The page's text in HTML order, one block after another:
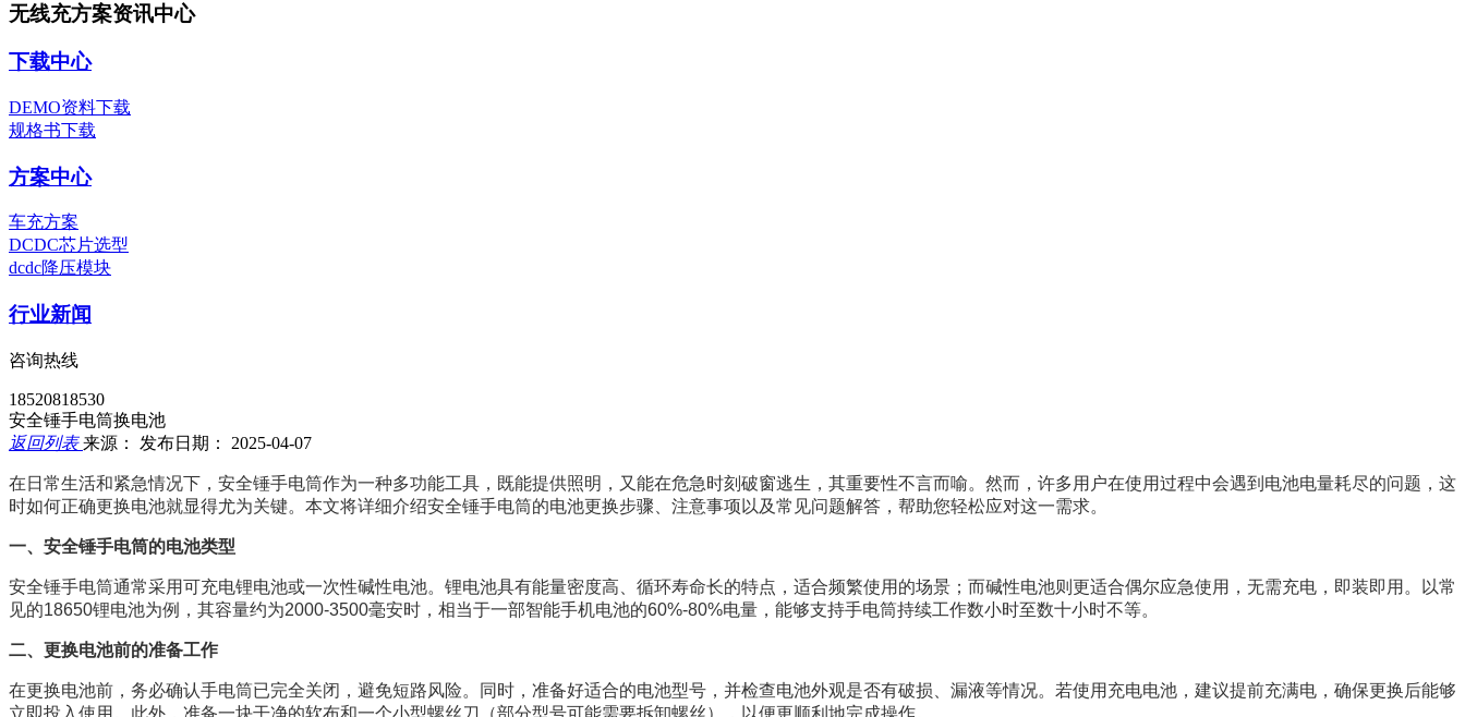
无线充方案资讯中心
下载中心
DEMO资料下载
规格书下载
方案中心
车充方案
DCDC芯片选型
dcdc降压模块
行业新闻
咨询热线
18520818530
安全锤手电筒换电池
返回列表来源： 发布日期： 2025-04-07
在日常生活和紧急情况下，安全锤手电筒作为一种多功能工具，既能提供照明，又能在危急时刻破窗逃生，其重要性不言而喻。然而，许多用户在使用过程中会遇到电池电量耗尽的问题，这
时如何正确更换电池就显得尤为关键。本文将详细介绍安全锤手电筒的电池更换步骤、注意事项以及常见问题解答，帮助您轻松应对这一需求。
一、安全锤手电筒的电池类型
安全锤手电筒通常采用可充电锂电池或一次性碱性电池。锂电池具有能量密度高、循环寿命长的特点，适合频繁使用的场景；而碱性电池则更适合偶尔应急使用，无需充电，即装即用。以常
见的18650锂电池为例，其容量约为2000-3500毫安时，相当于一部智能手机电池的60%-80%电量，能够支持手电筒持续工作数小时至数十小时不等。
二、更换电池前的准备工作
在更换电池前，务必确认手电筒已完全关闭，避免短路风险。同时，准备好适合的电池型号，并检查电池外观是否有破损、漏液等情况。若使用充电电池，建议提前充满电，确保更换后能够
立即投入使用。此外，准备一块干净的软布和一个小型螺丝刀（部分型号可能需要拆卸螺丝），以便更顺利地完成操作。